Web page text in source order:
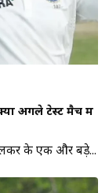
अगले टेस्ट मैच में
के एक और बड़े...